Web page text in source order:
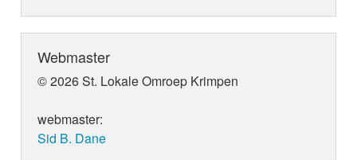
Webmaster
© 2026 St. Lokale Omroep Krimpen
webmaster:
Sid B. Dane